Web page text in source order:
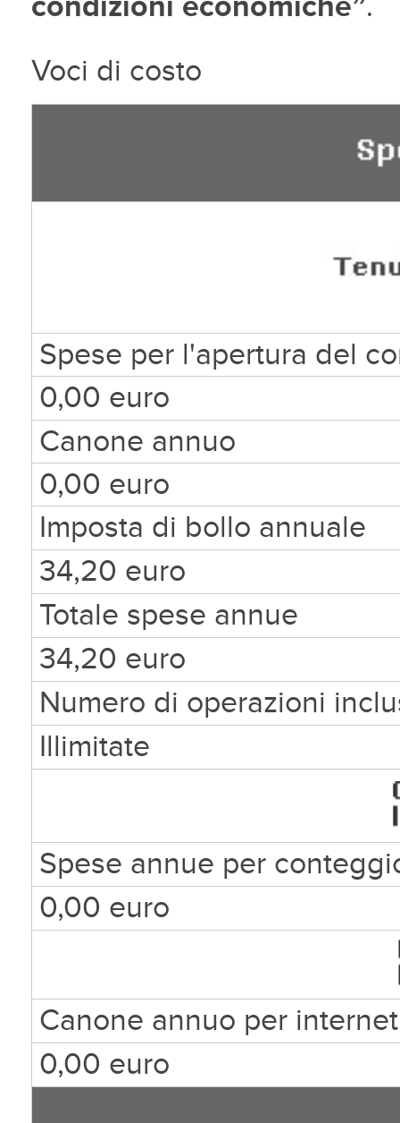
Voci di costo
Spese per l'apertura del
0,00 euro
Canone annuo
0,00 euro
Imposta di bollo annuale
34,20 euro
Totale spese annue
34,20 euro
Numero di operazioni
Illimitate
Spese annue per
0,00 euro
Canone annuo per
0,00 euro